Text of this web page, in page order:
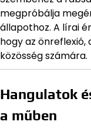
megpróbálja
állapothoz. A lírai
hogy az
közösség számára.
Hangulatok
a műben